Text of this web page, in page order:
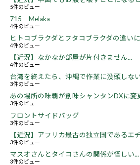
5件のビュー
715 Melaka
4件のビュー
ヒトコブラクダとフタコブラクダの違い
4件のビュー
【近況】なかなか部屋が片付きません...
4件のビュー
台湾を終えたら、沖縄で作業に没頭しな
3件のビュー
あの場所の味覇が創味シャンタンDXに変
3件のビュー
フロントサイドバッグ
3件のビュー
【近況】アフリカ最古の独立国であるエ
3件のビュー
マスオさんとタイコさんの関係が怪しい...
3件のビュー